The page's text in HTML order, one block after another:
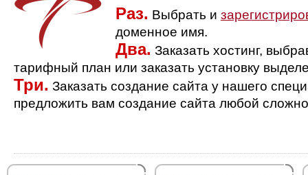
Раз. Выбрать и
доменное имя.
Два. Заказать хостинг,
тарифный план или заказать установку
Три. Заказать создание сайта у нашего
предложить вам создание сайта любой